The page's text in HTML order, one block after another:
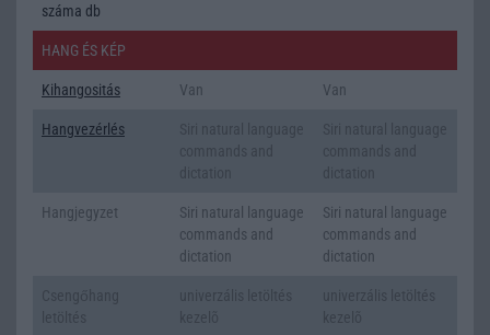
száma db
HANG ÉS KÉP
Kihangositás Van Van
Hangvezérlés
Hangjegyzet
Siri natural language
commands and
dictation
Siri natural language
commands and
dictation